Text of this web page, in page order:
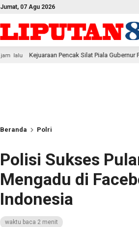
Jumat, 07 Agu 2026
Silat Piala Gubernur PBD 2026, Atlet Kodam
Beranda Polri
Polisi Sukses
Mengadu di
Indonesia
waktu baca 2 menit